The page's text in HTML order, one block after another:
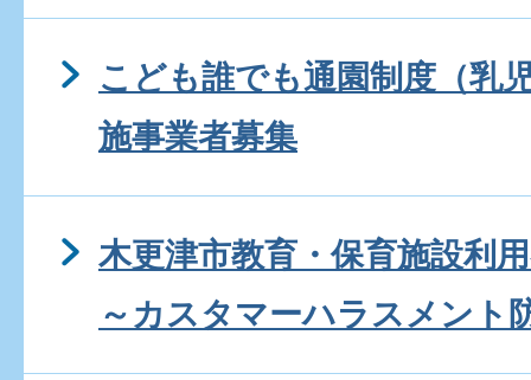
こども誰でも通園制度（乳
施事業者募集
木更津市教育・保育施設利
～カスタマーハラスメント